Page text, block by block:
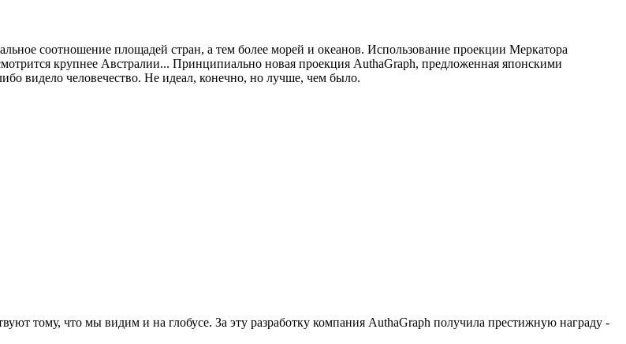
соотношение площадей стран, а тем более морей и океанов. Использование проекции Меркатора
крупнее Австралии... Принципиально новая проекция AuthaGraph, предложенная японскими
видело человечество. Не идеал, конечно, но лучше, чем было.
тому, что мы видим и на глобусе. За эту разработку компания AuthaGraph получила престижную награду -